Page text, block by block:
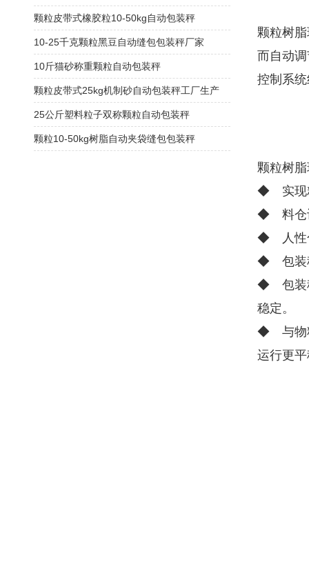
颗粒树
而自动
控制系
颗粒树
◆ 实现
◆ 料仓
◆ 人性
◆ 包装
◆ 包装
稳定。
◆ 与物
运行更
颗粒皮带式橡胶粒10-50kg自动包装秤
10-25千克颗粒黑豆自动缝包包装秤厂家
10斤猫砂称重颗粒自动包装秤
颗粒皮带式25kg机制砂自动包装秤工厂生产
25公斤塑料粒子双称颗粒自动包装秤
颗粒10-50kg树脂自动夹袋缝包包装秤